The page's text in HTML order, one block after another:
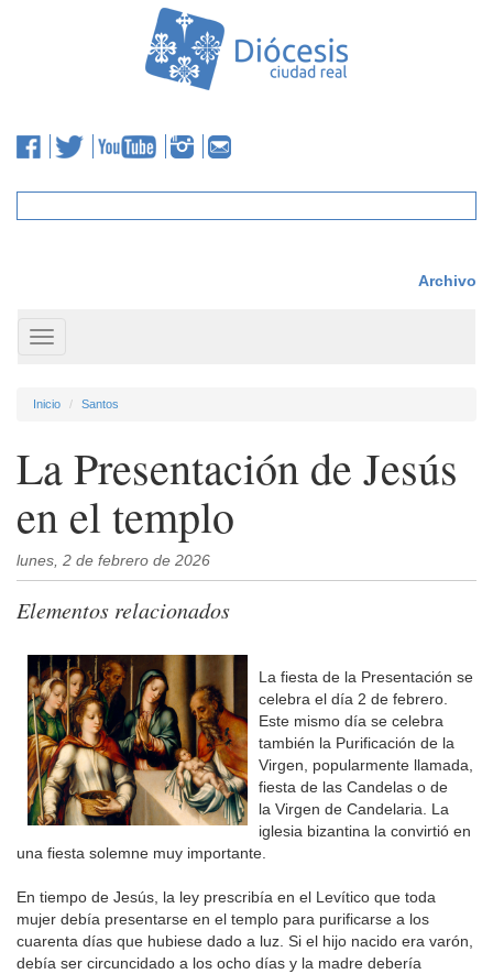
Archivo
Toggle
navigation
Inicio Santos
La Presentación de Jesús
en el templo
lunes, 2 de febrero de 2026
Elementos relacionados
La fiesta de la Presentación se
celebra el día 2 de febrero.
Este mismo día se celebra
también la Purificación de la
Virgen, popularmente llamada,
fiesta de las Candelas o de
la Virgen de Candelaria. La
iglesia bizantina la convirtió en
una fiesta solemne muy importante.
En tiempo de Jesús, la ley prescribía en el Levítico que toda
mujer debía presentarse en el templo para purificarse a los
cuarenta días que hubiese dado a luz. Si el hijo nacido era varón,
debía ser circuncidado a los ocho días y la madre debería